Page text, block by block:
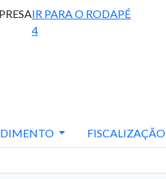
IR PARA O RODAPÉ
4
FISCALIZAÇÃO